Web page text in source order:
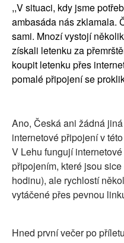
,,V situaci, kdy jsme
ambasáda nás zklamala.
sami. Mnozí vystojí
získali letenku za
koupit letenku přes
pomalé připojení se
Ano, Česká ani žádná
internetové připojení v
V Lehu fungují
připojením, které jsou
hodinu), ale rychlostí
vytáčené přes pevnou
Hned první večer po